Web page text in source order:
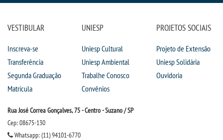
NIVELAMENTO
PDI
VESTIBULAR
Inscreva-se
Transferência
Segunda Graduação
Matrícula
UNIESP
Uniesp Cultural
Uniesp Ambiental
Trabalhe Conosco
Convênios
PROJETOS SOCIAIS
Projeto de Extensão
Uniesp Solidária
Ouvidoria
Rua José Correa Gonçalves, 75 - Centro - Suzano / SP
Cep: 08675-130
Whatsapp: (11) 94101-6770